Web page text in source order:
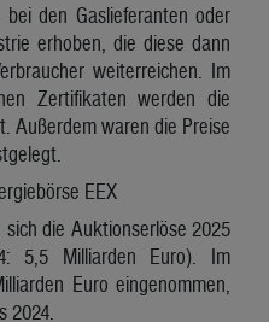
den Gaslieferanten oder
erhoben, die diese dann
weiterreichen. Im
Zertifikaten werden die
Außerdem waren die Preise
EEX
die Auktionserlöse 2025
5,5 Milliarden Euro). Im
Euro eingenommen,
2024.